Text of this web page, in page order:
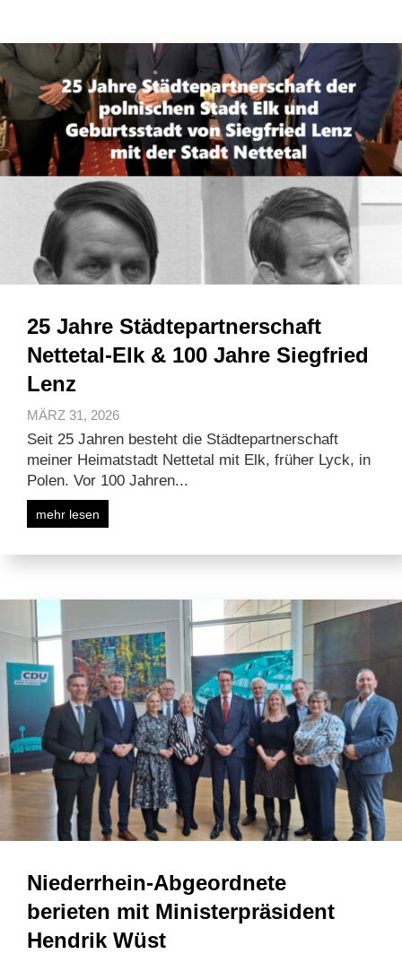
25 Jahre Städtepartnerschaft
Nettetal-Elk & 100 Jahre Siegfried
Lenz
MÄRZ 31, 2026
Seit 25 Jahren besteht die Städtepartnerschaft
meiner Heimatstadt Nettetal mit Elk, früher Lyck, in
Polen. Vor 100 Jahren...
mehr lesen
Niederrhein-Abgeordnete
berieten mit Ministerpräsident
Hendrik Wüst